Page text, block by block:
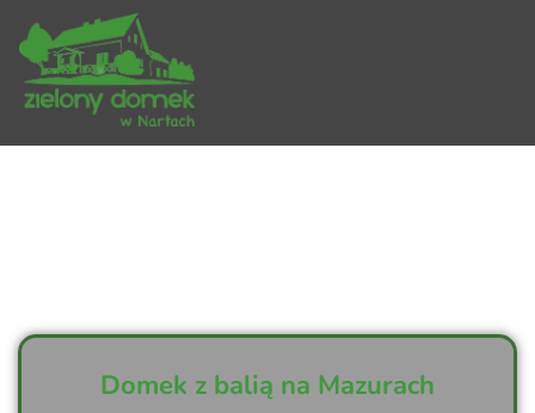
Przejdź
do
treści
Domek z balią na Mazurach